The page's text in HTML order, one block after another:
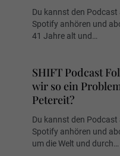
Du kannst den
Spotify anhören und
41 Jahre alt und…
SHIFT Podcast
wir so ein
Petereit?
Du kannst den
Spotify anhören und
um die Welt und durch…